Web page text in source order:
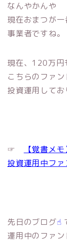
なんやかんや
現在おまつが
事業者ですね
現在、120万円
こちらのファン
投資運用して
☞
【覚書メ
投資運用中フ
先日のブログ☝︎
運用中のファン